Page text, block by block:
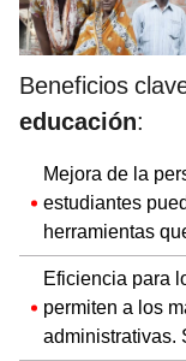
Beneficios
educación:
Mejora de la
estudiantes
herramientas
Eficiencia para
permiten a los
administrativas.